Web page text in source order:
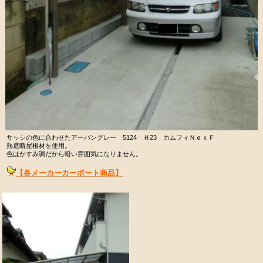
サッシの色に合わせたアーバングレー 5124 Ｈ23 カムフィＮｅｘＦ
熱遮断屋根材を使用。
色はかすみ調だから暗い雰囲気になりません。
【各メーカーカーポート商品】